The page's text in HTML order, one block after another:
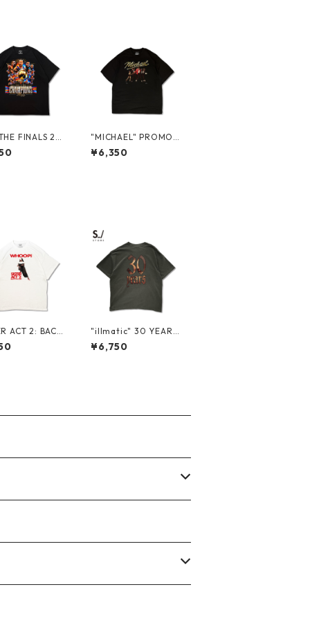
FINALS 20
S/S
"MICHAEL" PROMO
S/S TEE
¥6,350
ACT 2: BACK
HABIT" S/S TE
"illmatic" 30 YEARS
PROMO S/S TEE
¥6,750